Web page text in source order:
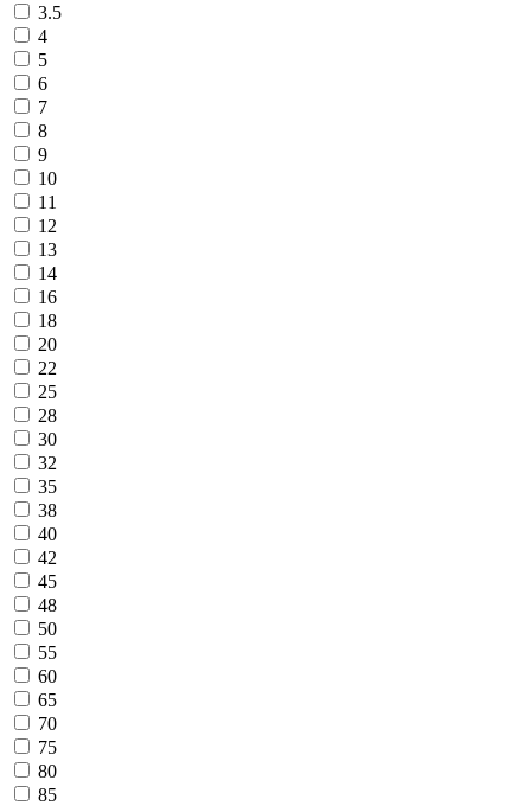
3.5
4
5
6
7
8
9
10
11
12
13
14
16
18
20
22
25
28
30
32
35
38
40
42
45
48
50
55
60
65
70
75
80
85